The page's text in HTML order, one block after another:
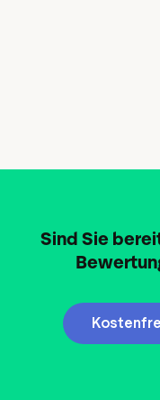
Sind Sie